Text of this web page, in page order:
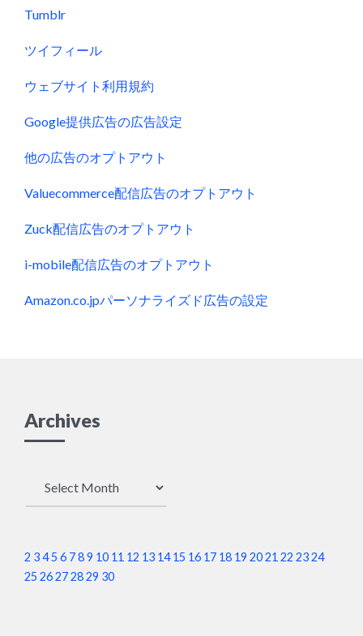
Tumblr
ツイフィール
ウェブサイト利用規約
Google提供広告の広告設定
他の広告のオプトアウト
Valuecommerce配信広告のオプトアウト
Zuck配信広告のオプトアウト
i-mobile配信広告のオプトアウト
Amazon.co.jpパーソナライズド広告の設定
Archives
2 345 6 789 10 11 12 13 14 15 16 17 18 19 2021 22 2324
25 26272829 30